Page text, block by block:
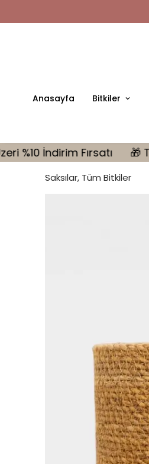
Anasayfa Bitkiler
🎁 Tüm
Saksılar, Tüm Bitkiler